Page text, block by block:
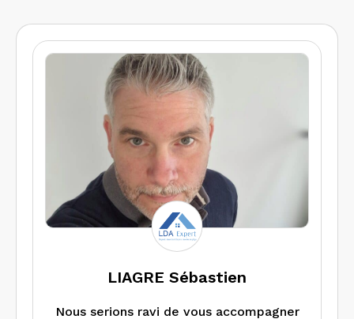
LIAGRE Sébastien
Nous serions ravi de vous accompagner